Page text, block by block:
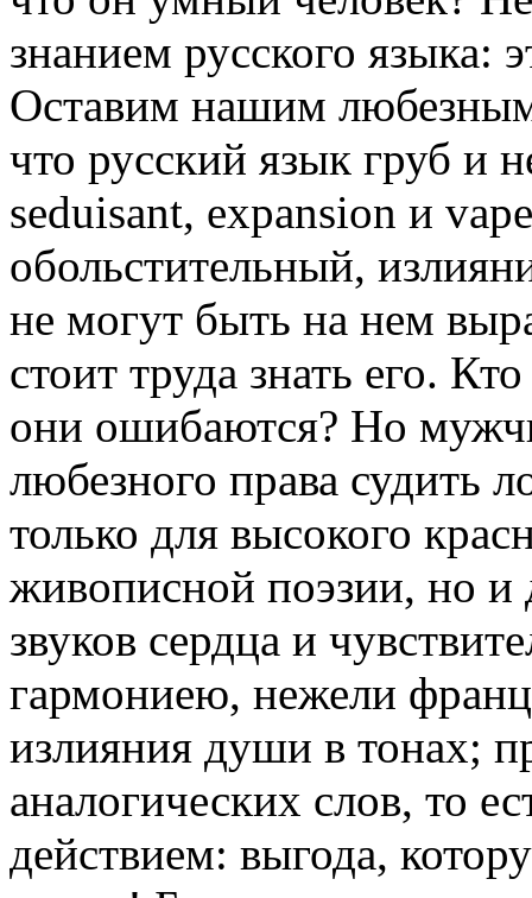
знанием русского языка:
Оставим нашим
что русский язык груб и
seduisant, expansion и
обольстительный,
не могут быть на нем
стоит труда знать его.
они ошибаются? Но
любезного права судить
только для высокого
живописной поэзии, но и
звуков сердца и
гармониею, нежели
излияния души в тонах;
аналогических слов, то
действием: выгода,